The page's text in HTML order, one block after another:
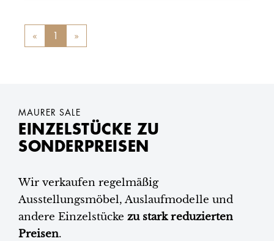
« Previous
1 »
MAURER SALE
EINZELSTÜCKE ZU
SONDERPREISEN
Wir verkaufen regelmäßig
Ausstellungsmöbel, Auslaufmodelle und
andere Einzelstücke zu stark reduzierten
Preisen.